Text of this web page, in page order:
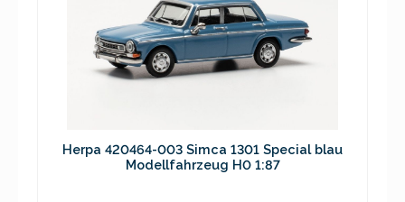
Herpa 420464-003 Simca 1301 Special blau
Modellfahrzeug H0 1:87